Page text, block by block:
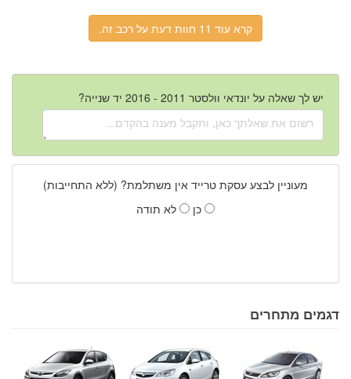
קרא עוד 11 חוות דעת על רכב זה.
יש לך שאלה על יונדאי וולסטר 2011 - 2016 יד שנייה?
מעוניין לבצע עסקת טרייד אין משתלמת? (ללא התחייבות)
כן
לא תודה
דגמים מתחרים